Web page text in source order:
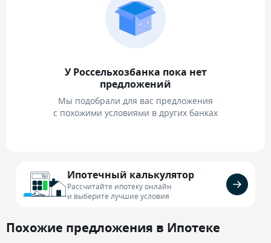
У Россельхозбанка пока нет
предложений
Мы подобрали для вас предложения
с похожими условиями в других банках
Ипотечный калькулятор
Рассчитайте ипотеку онлайн
и выберите лучшие условия
Похожие предложения в Ипотеке